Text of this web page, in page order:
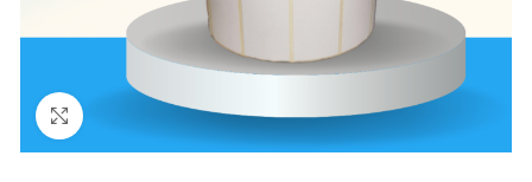
Нажмите, чтобы увеличить